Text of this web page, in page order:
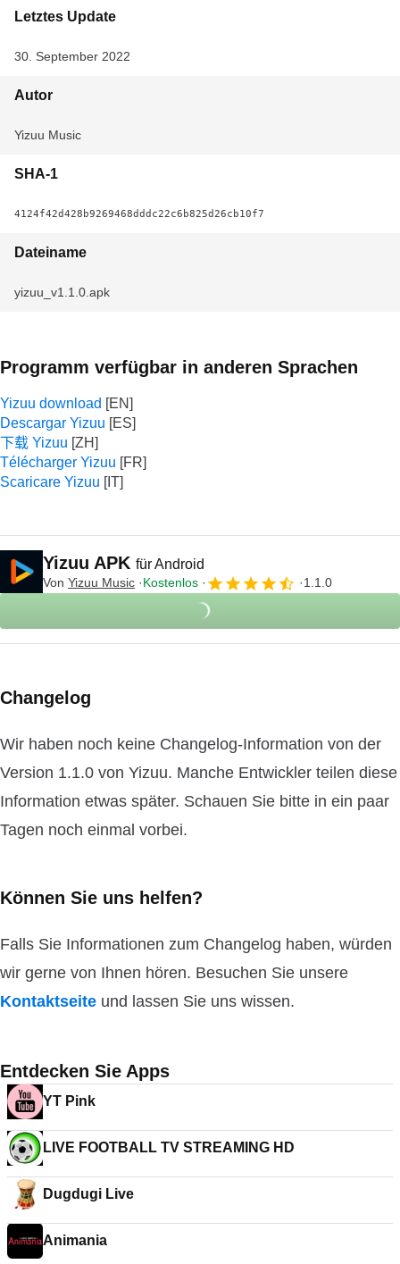
Letztes Update
30. September 2022
Autor
Yizuu Music
SHA-1
4124f42d428b9269468dddc22c6b825d26cb10f7
Dateiname
yizuu_v1.1.0.apk
Programm verfügbar in anderen Sprachen
Yizuu download
Descargar Yizuu
下载 Yizuu
Télécharger Yizuu
Scaricare Yizuu
Yizuu APK für Android
Von Yizuu Music Kostenlos 1.1.0
Changelog
Wir haben noch keine Changelog-Information von der
Version 1.1.0 von Yizuu. Manche Entwickler teilen diese
Information etwas später. Schauen Sie bitte in ein paar
Tagen noch einmal vorbei.
Können Sie uns helfen?
Falls Sie Informationen zum Changelog haben, würden
wir gerne von Ihnen hören. Besuchen Sie unsere
Kontaktseite und lassen Sie uns wissen.
Entdecken Sie Apps
YT Pink
LIVE FOOTBALL TV STREAMING HD
Dugdugi Live
Animania